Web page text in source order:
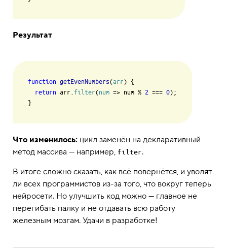
Результат
function getEvenNumbers(arr) {
return arr. filter(num => num % 2 === 0);
}
Что изменилось: цикл заменён на декларативный
метод массива — например, filter.
В итоге сложно сказать, как всё повернётся, и уволят
ли всех программистов из-за того, что вокруг теперь
нейросети. Но улучшить код можно — главное не
перегибать палку и не отдавать всю работу
железным мозгам. Удачи в разработке!